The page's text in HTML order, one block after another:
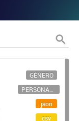
GÉNERO
PERSONAL CIENTÍFICO-TECNOLÓGICO
json
csv